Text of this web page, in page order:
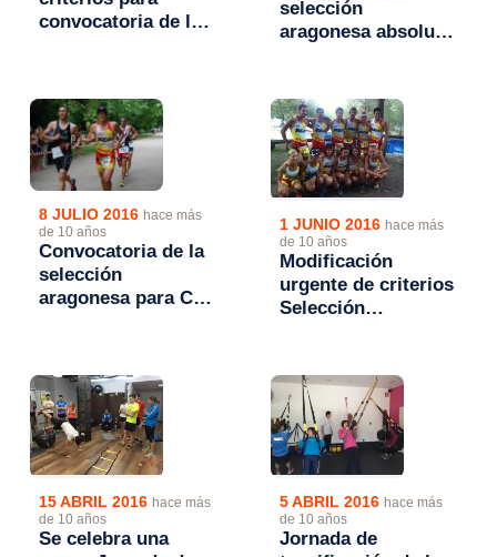
convocatoria de la
selección
aragonesa absoluta
8 JULIO 2016 hace más
de 10 años
Convocatoria de la
selección
aragonesa para Cto.
1 JUNIO 2016 hace más
de 10 años
Modificación
urgente de criterios
Selección
15 ABRIL 2016 hace más
de 10 años
Se celebra una
5 ABRIL 2016 hace más
de 10 años
Jornada de